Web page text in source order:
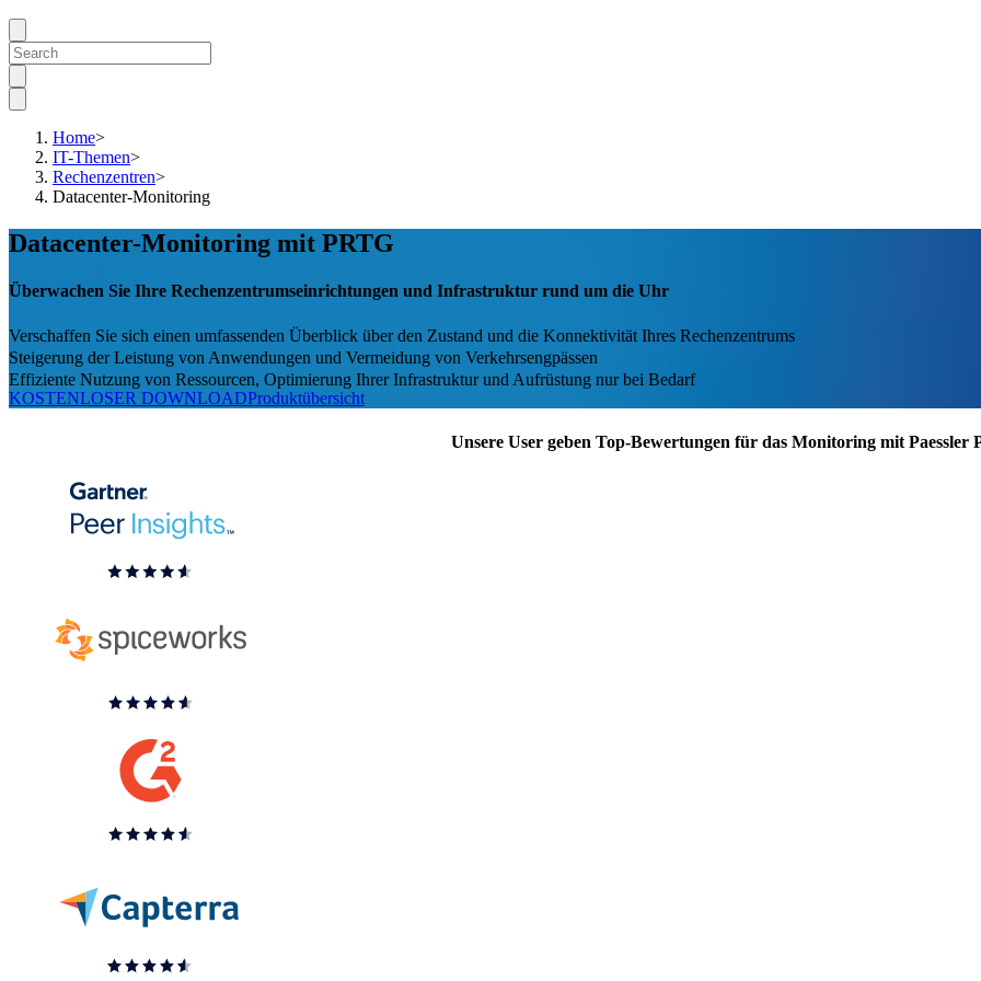
Home>
IT-Themen>
Rechenzentren>
Datacenter-Monitoring
Datacenter-Monitoring mit PRTG
Überwachen Sie Ihre Rechenzentrumseinrichtungen und Infrastruktur rund um die Uhr
Verschaffen Sie sich einen umfassenden Überblick über den Zustand und die Konnektivität Ihres Rechenzentrums
Steigerung der Leistung von Anwendungen und Vermeidung von Verkehrsengpässen
Effiziente Nutzung von Ressourcen, Optimierung Ihrer Infrastruktur und Aufrüstung nur bei Bedarf
KOSTENLOSER DOWNLOADProduktübersicht
Unsere User geben Top-Bewertungen für das Monitoring mit Paessler